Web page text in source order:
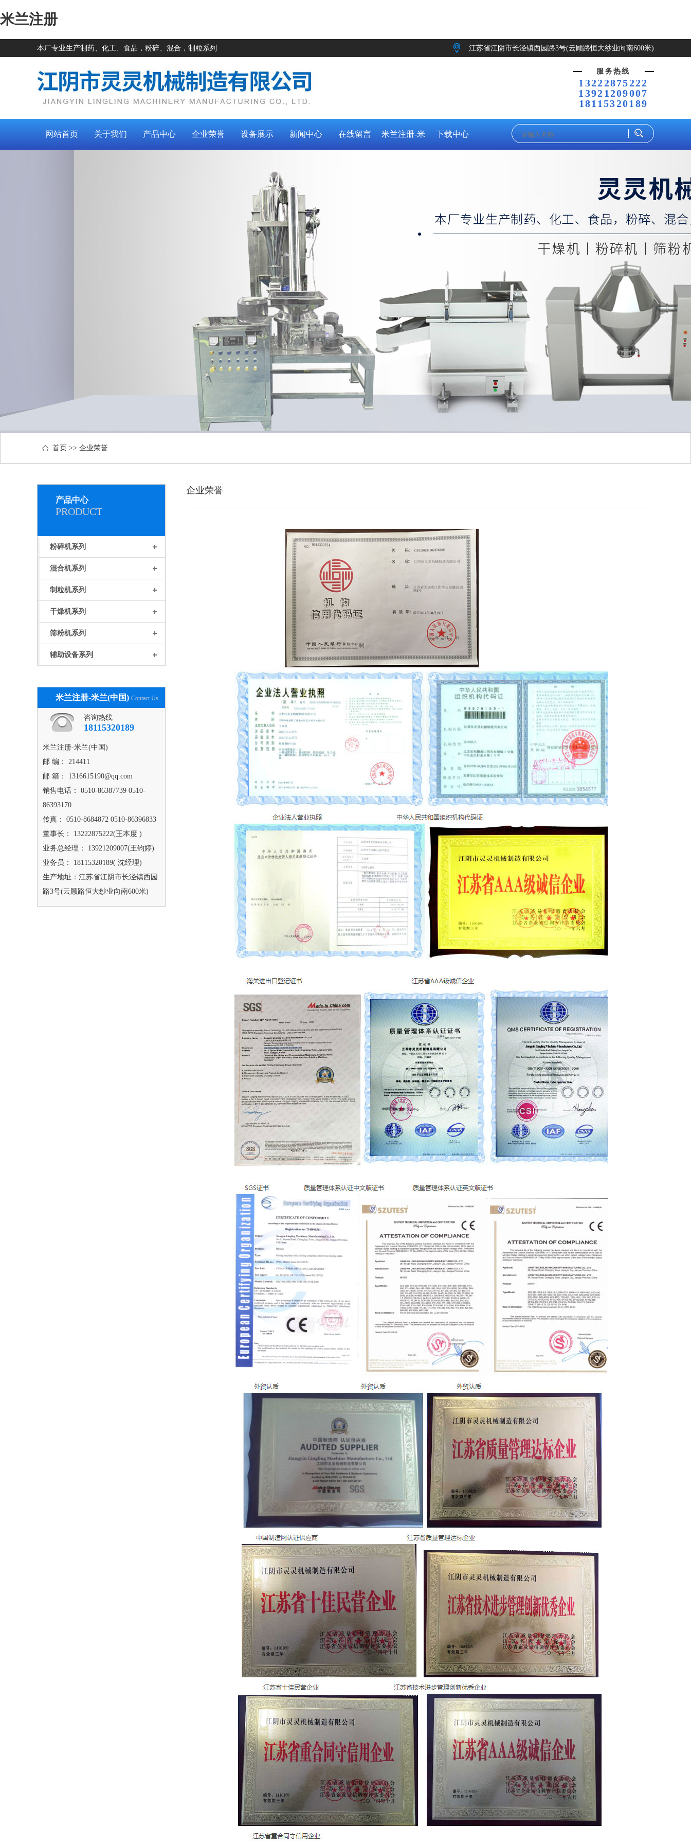
米兰注册
本厂专业生产制药、化工、食品，粉碎、混合，制粒系列 江苏省江阴市长泾镇西园路3号(云顾路恒大纱业向南600米)
服务热线
13222875222
13921209007
18115320189
网站首页 关于我们 产品中心 企业荣誉 设备展示 新闻中心 在线留言 米兰注册-米 下载中心
首页 >> 企业荣誉
产品中心
PRODUCT
粉碎机系列
混合机系列
制粒机系列
干燥机系列
筛粉机系列
辅助设备系列
米兰注册-米兰(中国) Contact Us
咨询热线
18115320189
米兰注册-米兰(中国)
邮 编： 214411
邮 箱： 1316615190@qq.com
销售电话： 0510-86387739 0510-
86393170
传真： 0510-8684872 0510-86396833
董事长： 13222875222(王本度 )
业务总经理： 13921209007(王钧婷)
业务员： 18115320189( 沈经理)
生产地址：江苏省江阴市长泾镇西园
路3号(云顾路恒大纱业向南600米)
企业荣誉